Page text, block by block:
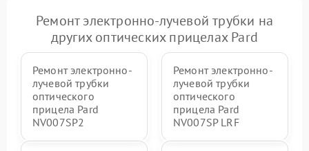
Ремонт электронно-лучевой трубки на
других оптических прицелах Pard
Ремонт электронно-
лучевой трубки
оптического
прицела Pard
NV007SP2
Ремонт электронно-
лучевой трубки
оптического
прицела Pard
NV007SP LRF